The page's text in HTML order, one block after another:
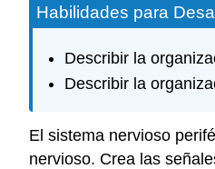
Habilidades para
Describir la
Describir la
El sistema nervioso
nervioso. Crea las